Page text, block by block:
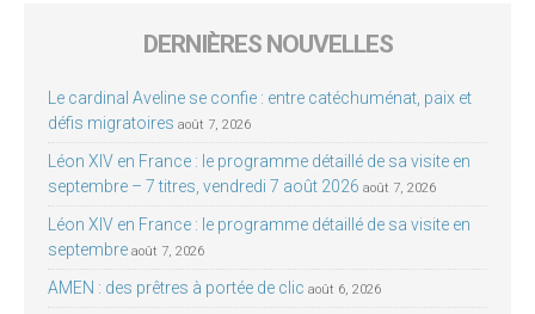
DERNIÈRES NOUVELLES
Le cardinal Aveline se confie : entre catéchuménat, paix et
défis migratoires août 7, 2026
Léon XIV en France : le programme détaillé de sa visite en
septembre – 7 titres, vendredi 7 août 2026 août 7, 2026
Léon XIV en France : le programme détaillé de sa visite en
septembre août 7, 2026
AMEN : des prêtres à portée de clic août 6, 2026